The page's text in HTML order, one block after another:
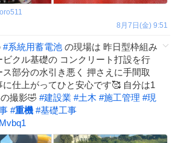
8月7日(金) 9:51
#系統用蓄電池 の現場は 昨日型枠組み
ビクル基礎の コンクリート打設を行
ス部分の水引き悪く 押さえに手間取
に仕上がってひと安心です🥰 自分は1
撮影🤣 #建設業 #土木 #施工管理 #現
#重機 #基礎工事